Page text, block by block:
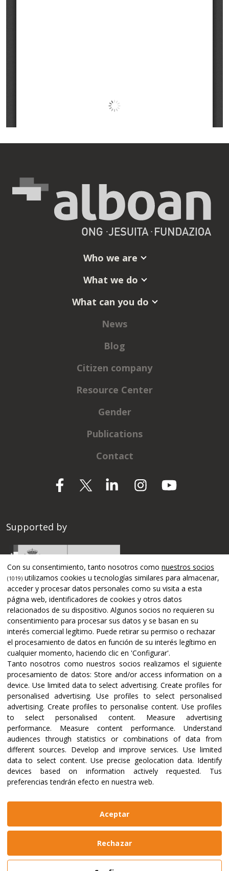
Who we are
What we do
What can you do
News
Blog
Citizen company
Resource Center
Gender
Publications
Contact
Supported by
Certifications and accreditations
Legal notice
Website made byBikuma
Con su consentimiento, tanto nosotros como nuestros socios
(1019) utilizamos cookies u tecnologías similares para almacenar,
acceder y procesar datos personales como su visita a esta
página web, identificadores de cookies y otros datos
relacionados de su dispositivo. Algunos socios no requieren su
consentimiento para procesar sus datos y se basan en su
interés comercial legítimo. Puede retirar su permiso o rechazar
el procesamiento de datos en función de su interés legítimo en
cualquier momento, haciendo clic en 'Configurar'.
Tanto nosotros como nuestros socios realizamos el siguiente
procesamiento de datos:Store and/or access information on a
device. Use limited data to select advertising.Create profiles for
personalised advertising.Use profiles to select personalised
advertising. Create profiles to personalise content. Use profiles
to select personalised content. Measure advertising
performance. Measure content performance. Understand
audiences through statistics or combinations of data from
different sources. Develop and improve services. Use limited
data to select content. Use precise geolocation data. Identify
devices based on information actively requested. Tus
preferencias tendrán efecto en nuestra web.
Rechazar
Aceptar
Aviso Legal